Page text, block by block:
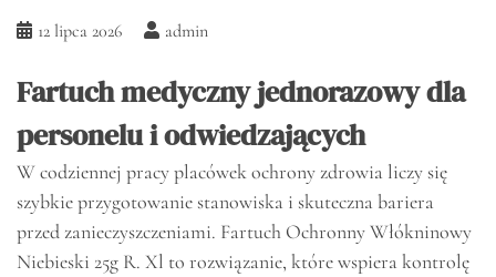
12 lipca 2026 admin
Fartuch medyczny jednorazowy dla
personelu i odwiedzających
W codziennej pracy placówek ochrony zdrowia liczy się
szybkie przygotowanie stanowiska i skuteczna bariera
przed zanieczyszczeniami. Fartuch Ochronny Włókninowy
Niebieski 25g R. Xl to rozwiązanie, które wspiera kontrolę